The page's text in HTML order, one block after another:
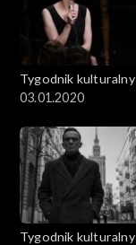
Tygodnik kulturalny
03.01.2020
Tygodnik kulturalny